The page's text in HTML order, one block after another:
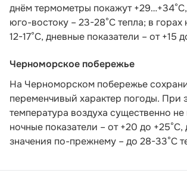
днём термометры покажут
юго-востоку – 23-28°С тепла; в
12-17°С, дневные показатели – от +15
Черноморское побережье
На Черноморском побережье
переменчивый характер погоды. При
температура воздуха существенно не
ночные показатели – от +20 до +25°С,
значения по-прежнему – до 28-33°С